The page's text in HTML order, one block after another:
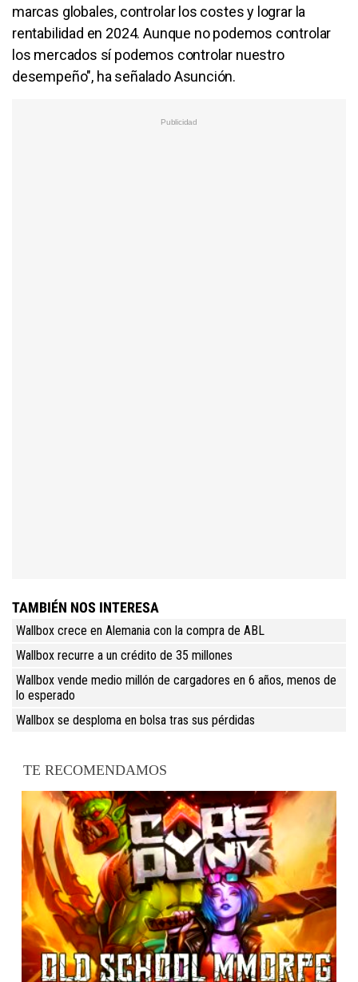
marcas globales, controlar los costes y lograr la
rentabilidad en 2024. Aunque no podemos controlar
los mercados sí podemos controlar nuestro
desempeño", ha señalado Asunción.
TAMBIÉN NOS INTERESA
Wallbox crece en Alemania con la compra de ABL
Wallbox recurre a un crédito de 35 millones
Wallbox vende medio millón de cargadores en 6 años, menos de
lo esperado
Wallbox se desploma en bolsa tras sus pérdidas
TE RECOMENDAMOS